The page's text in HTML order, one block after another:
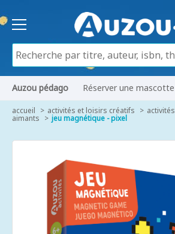
Auzou pédago Réserver une mascotte
accueil activités et loisirs créatifs activités
aimants jeu magnétique - pixel